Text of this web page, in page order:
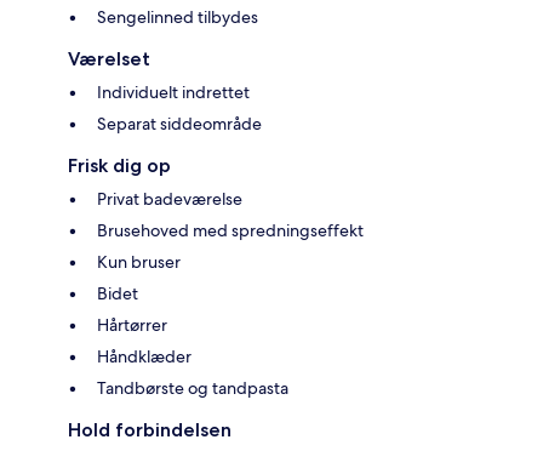
Sengelinned tilbydes
Værelset
Individuelt indrettet
Separat siddeområde
Frisk dig op
Privat badeværelse
Brusehoved med spredningseffekt
Kun bruser
Bidet
Hårtørrer
Håndklæder
Tandbørste og tandpasta
Hold forbindelsen